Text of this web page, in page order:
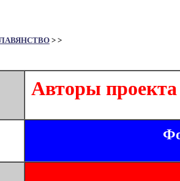
> >
Авторы проекта